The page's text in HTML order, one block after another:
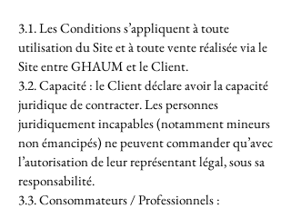
3.1. Les Conditions s’appliquent à toute
utilisation du Site et à toute vente réalisée via le
Site entre GHAUM et le Client.
3.2. Capacité : le Client déclare avoir la capacité
juridique de contracter. Les personnes
juridiquement incapables (notamment mineurs
non émancipés) ne peuvent commander qu’avec
l’autorisation de leur représentant légal, sous sa
responsabilité.
3.3. Consommateurs / Professionnels :